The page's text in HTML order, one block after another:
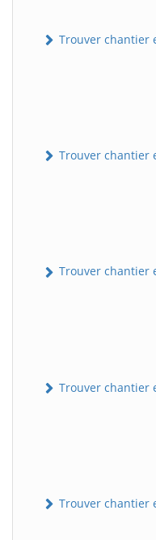
Trouver chantier
Trouver chantier
Trouver chantier
Trouver chantier
Trouver chantier